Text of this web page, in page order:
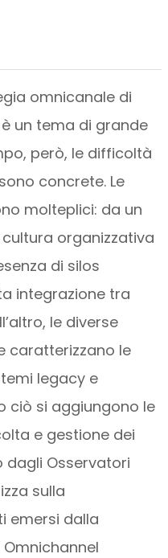
omnicanale di
un tema di grande
però, le difficoltà
concrete. Le
molteplici: da un
organizzativa
di silos
integrazione tra
le diverse
caratterizzano le
legacy e
ciò si aggiungono le
e gestione dei
dagli Osservatori
sulla
emersi dalla
Omnichannel